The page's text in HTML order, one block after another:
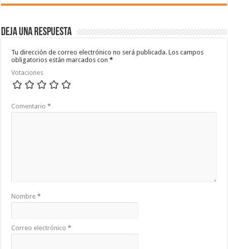
Deja una respuesta
Tu dirección de correo electrónico no será publicada. Los campos
obligatorios están marcados con*
Votaciones
Comentario*
Nombre*
Correo electrónico*